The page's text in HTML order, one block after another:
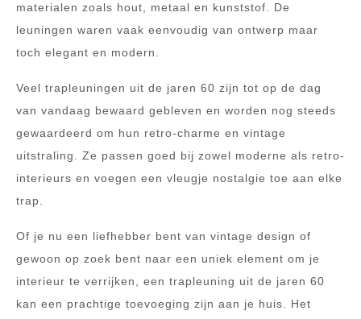
materialen zoals hout, metaal en kunststof. De
leuningen waren vaak eenvoudig van ontwerp maar
toch elegant en modern.
Veel trapleuningen uit de jaren 60 zijn tot op de dag
van vandaag bewaard gebleven en worden nog steeds
gewaardeerd om hun retro-charme en vintage
uitstraling. Ze passen goed bij zowel moderne als retro-
interieurs en voegen een vleugje nostalgie toe aan elke
trap.
Of je nu een liefhebber bent van vintage design of
gewoon op zoek bent naar een uniek element om je
interieur te verrijken, een trapleuning uit de jaren 60
kan een prachtige toevoeging zijn aan je huis. Het